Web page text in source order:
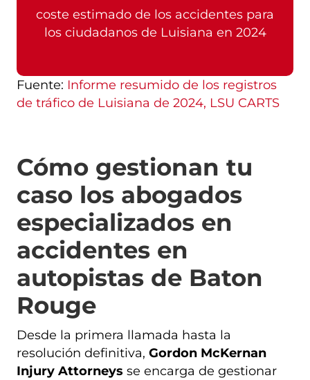
coste estimado de los accidentes para
los ciudadanos de Luisiana en 2024
Fuente: Informe resumido de los registros
de tráfico de Luisiana de 2024, LSU CARTS
Cómo gestionan tu
caso los abogados
especializados en
accidentes en
autopistas de Baton
Rouge
Desde la primera llamada hasta la
resolución definitiva, Gordon McKernan
Injury Attorneys se encarga de gestionar